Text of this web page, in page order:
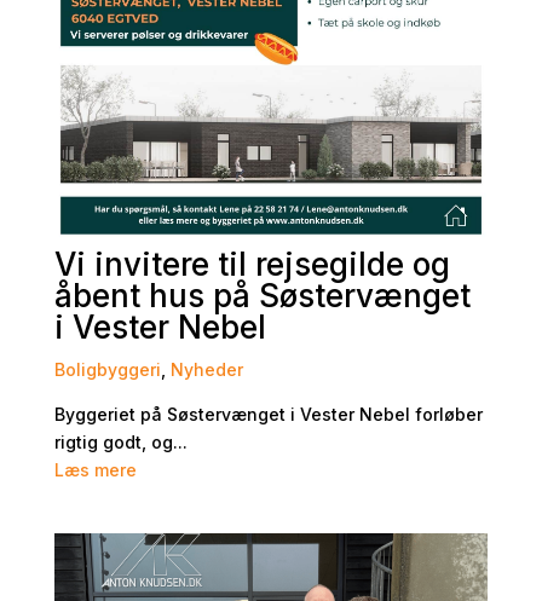
Vi invitere til rejsegilde og
åbent hus på Søstervænget
i Vester Nebel
Boligbyggeri Nyheder
Byggeriet på Søstervænget i Vester Nebel forløber
rigtig godt, og...
Læs mere